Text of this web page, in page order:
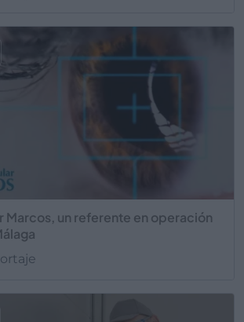
Marcos, un referente en operación